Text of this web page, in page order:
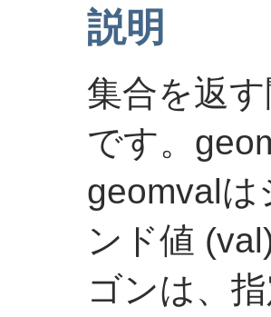
説明
集合を返
です。
geomval
ンド値
ゴンは、